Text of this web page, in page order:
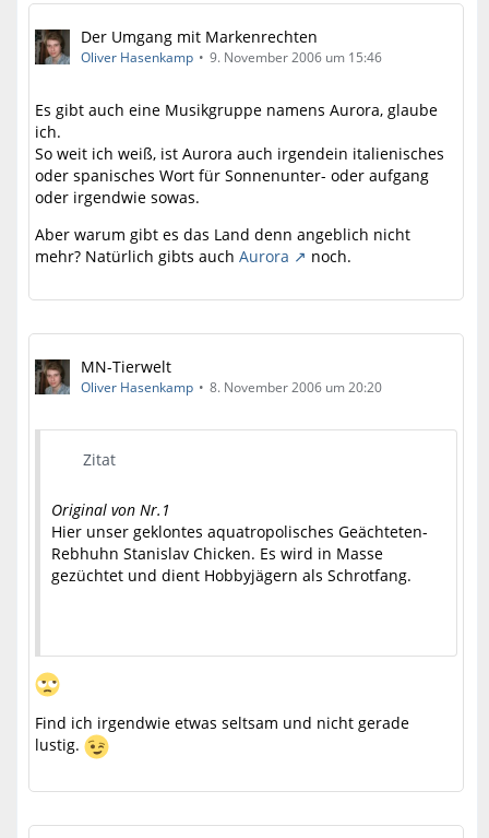
Der Umgang mit Markenrechten
Oliver Hasenkamp 9. November 2006 um 15:46
Es gibt auch eine Musikgruppe namens Aurora, glaube
ich.
So weit ich weiß, ist Aurora auch irgendein italienisches
oder spanisches Wort für Sonnenunter- oder aufgang
oder irgendwie sowas.
Aber warum gibt es das Land denn angeblich nicht
mehr? Natürlich gibts auch Aurora noch.
MN-Tierwelt
Oliver Hasenkamp 8. November 2006 um 20:20
Zitat
Original von Nr.1
Hier unser geklontes aquatropolisches Geächteten-
Rebhuhn Stanislav Chicken. Es wird in Masse
gezüchtet und dient Hobbyjägern als Schrotfang.
Find ich irgendwie etwas seltsam und nicht gerade
lustig.